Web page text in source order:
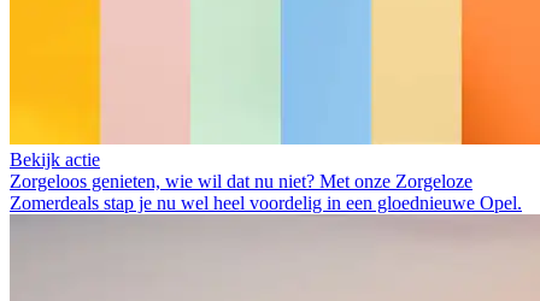
Bekijk actie
Zorgeloos genieten, wie wil dat nu niet? Met onze Zorgeloze
Zomerdeals stap je nu wel heel voordelig in een gloednieuwe Opel.